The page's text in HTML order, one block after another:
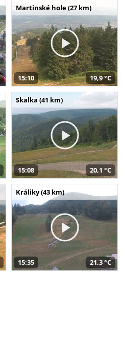
Martinské hole (27 km)
15:10 19,9 °C
Skalka (41 km)
15:08 20,1 °C
Králiky (43 km)
15:35 21,3 °C